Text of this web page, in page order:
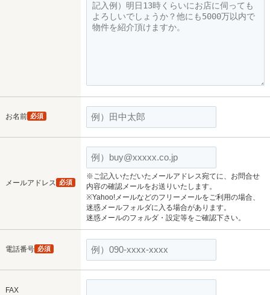
お名前 必須
メールアドレス 必須
※ご記入いただいたメールアドレス宛てに、お問合せ
内容の確認メールをお送りいたします。
※Yahoo!メールなどのフリーメールをご利用の場合、
迷惑メールフォルダに入る場合があります。
迷惑メールのフォルダ・設定等をご確認下さい。
電話番号 必須
FAX